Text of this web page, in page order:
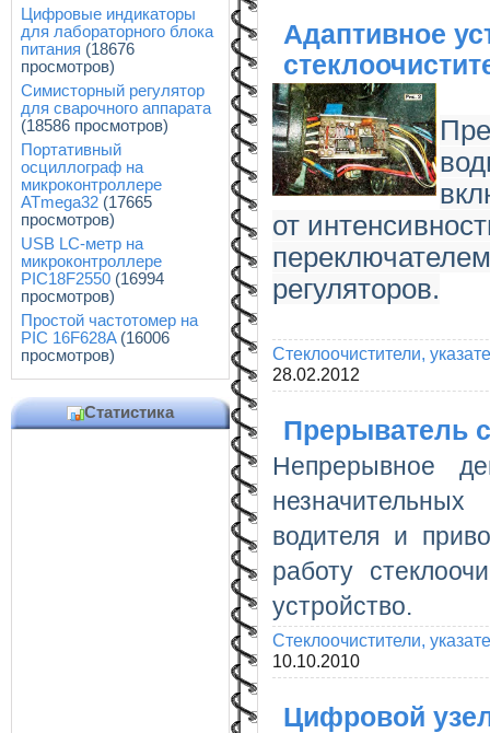
Цифровые индикаторы
для лабораторного блока
питания (18676
просмотров)
Симисторный регулятор
для сварочного аппарата
(18586 просмотров)
Портативный
осциллограф на
микроконтроллере
ATmega32 (17665
просмотров)
USB LC-метр на
микроконтроллере
PIC18F2550 (16994
просмотров)
Простой частотомер на
PIC 16F628A(16006
просмотров)
Статистика
Адаптивное
от
регуляторов.
Стеклоочистители,
28.02.2012
Прерыватель
Непрерывное
водителя и
работу
устройство.
Стеклоочистители,
10.10.2010
Цифровой